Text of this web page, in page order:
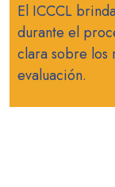
El ICCCL
durante el
clara sobre los
evaluación.